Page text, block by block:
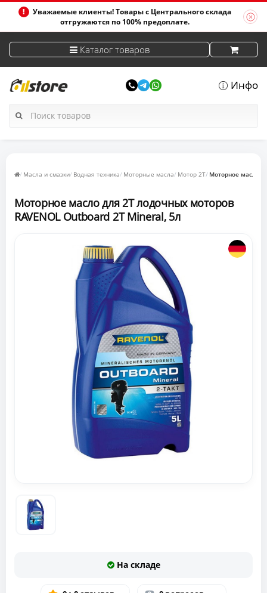
Уважаемые клиенты! Товары с Центрального склада
отгружаются по 100% предоплате.
Каталог товаров
Инфо
Масла и смазки Водная техника Моторные масла Мотор 2Т Моторное масло
Моторное масло для 2Т лодочных моторов
RAVENOL Outboard 2T Mineral, 5л
На складе